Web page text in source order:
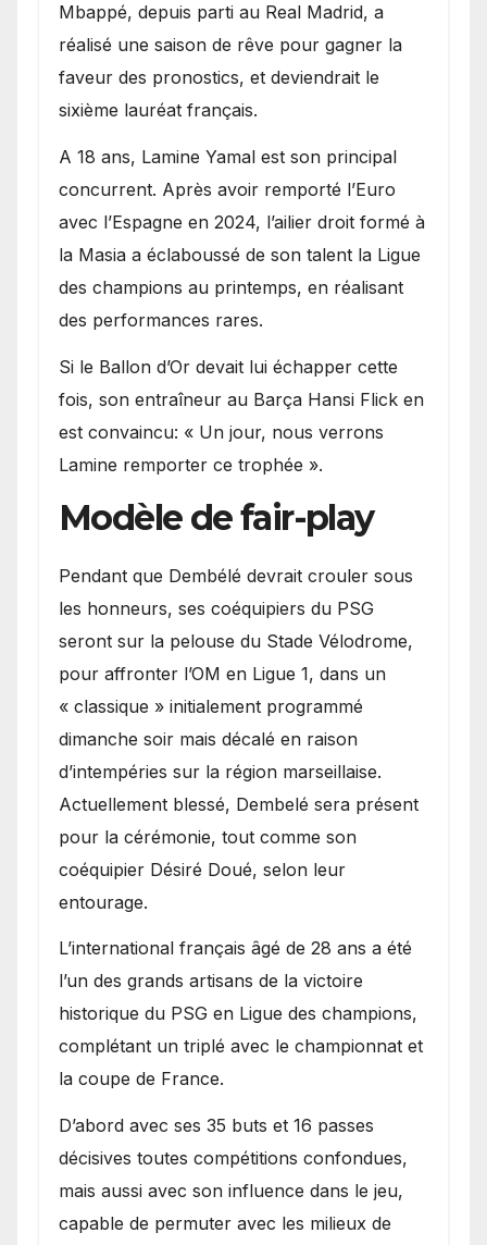
Mbappé, depuis parti au Real Madrid, a
réalisé une saison de rêve pour gagner la
faveur des pronostics, et deviendrait le
sixième lauréat français.
A 18 ans, Lamine Yamal est son principal
concurrent. Après avoir remporté l’Euro
avec l’Espagne en 2024, l’ailier droit formé à
la Masia a éclaboussé de son talent la Ligue
des champions au printemps, en réalisant
des performances rares.
Si le Ballon d’Or devait lui échapper cette
fois, son entraîneur au Barça Hansi Flick en
est convaincu: « Un jour, nous verrons
Lamine remporter ce trophée ».
Modèle de fair-play
Pendant que Dembélé devrait crouler sous
les honneurs, ses coéquipiers du PSG
seront sur la pelouse du Stade Vélodrome,
pour affronter l’OM en Ligue 1, dans un
« classique » initialement programmé
dimanche soir mais décalé en raison
d’intempéries sur la région marseillaise.
Actuellement blessé, Dembelé sera présent
pour la cérémonie, tout comme son
coéquipier Désiré Doué, selon leur
entourage.
L’international français âgé de 28 ans a été
l’un des grands artisans de la victoire
historique du PSG en Ligue des champions,
complétant un triplé avec le championnat et
la coupe de France.
D’abord avec ses 35 buts et 16 passes
décisives toutes compétitions confondues,
mais aussi avec son influence dans le jeu,
capable de permuter avec les milieux de